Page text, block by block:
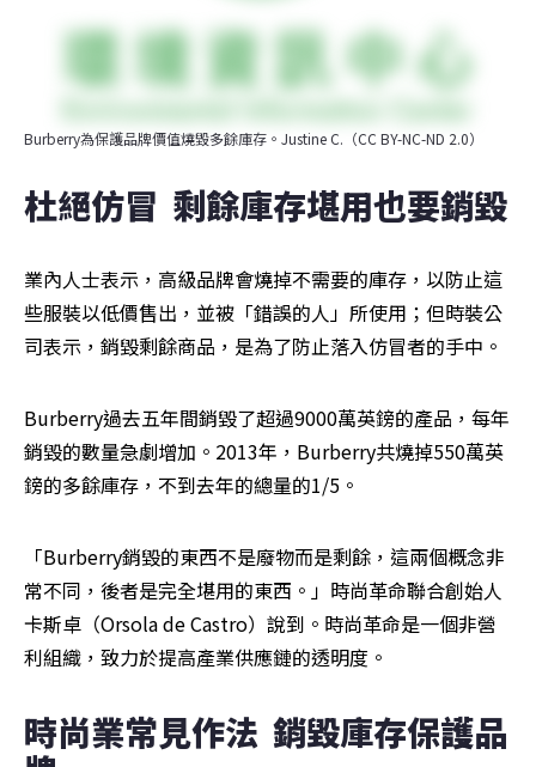
Burberry為保護品牌價值燒毀多餘庫存。Justine C.（CC BY-NC-ND 2.0）
杜絕仿冒  剩餘庫存堪用也要銷毀
業內人士表示，高級品牌會燒掉不需要的庫存，以防止這
些服裝以低價售出，並被「錯誤的人」所使用；但時裝公
司表示，銷毀剩餘商品，是為了防止落入仿冒者的手中。
Burberry過去五年間銷毀了超過9000萬英鎊的產品，每年
銷毀的數量急劇增加。2013年，Burberry共燒掉550萬英
鎊的多餘庫存，不到去年的總量的1/5。
「Burberry銷毀的東西不是廢物而是剩餘，這兩個概念非
常不同，後者是完全堪用的東西。」時尚革命聯合創始人
卡斯卓（Orsola de Castro）說到。時尚革命是一個非營
利組織，致力於提高產業供應鏈的透明度。
時尚業常見作法  銷毀庫存保護品